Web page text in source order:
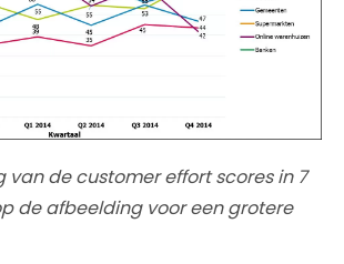
van de customer effort scores in 7
de afbeelding voor een grotere